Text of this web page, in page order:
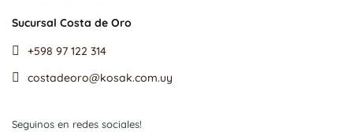
Sucursal Costa de Oro
+598 97 122 314
costadeoro@kosak.com.uy
Seguinos en redes sociales!